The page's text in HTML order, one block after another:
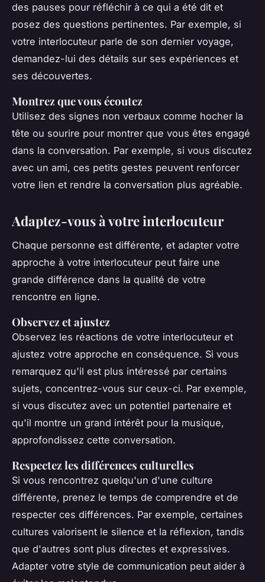
des pauses pour réfléchir à ce qui a été dit et
posez des questions pertinentes. Par exemple, si
votre interlocuteur parle de son dernier voyage,
demandez-lui des détails sur ses expériences et
ses découvertes.
Montrez que vous écoutez
Utilisez des signes non verbaux comme hocher la
tête ou sourire pour montrer que vous êtes engagé
dans la conversation. Par exemple, si vous discutez
avec un ami, ces petits gestes peuvent renforcer
votre lien et rendre la conversation plus agréable.
Adaptez-vous à votre interlocuteur
Chaque personne est différente, et adapter votre
approche à votre interlocuteur peut faire une
grande différence dans la qualité de votre
rencontre en ligne.
Observez et ajustez
Observez les réactions de votre interlocuteur et
ajustez votre approche en conséquence. Si vous
remarquez qu'il est plus intéressé par certains
sujets, concentrez-vous sur ceux-ci. Par exemple,
si vous discutez avec un potentiel partenaire et
qu'il montre un grand intérêt pour la musique,
approfondissez cette conversation.
Respectez les différences culturelles
Si vous rencontrez quelqu'un d'une culture
différente, prenez le temps de comprendre et de
respecter ces différences. Par exemple, certaines
cultures valorisent le silence et la réflexion, tandis
que d'autres sont plus directes et expressives.
Adapter votre style de communication peut aider à